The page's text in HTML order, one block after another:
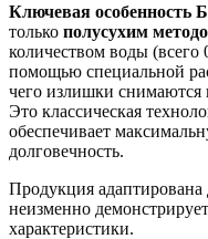
Ключевая
только полусухим
количеством воды (всего
помощью специальной
чего излишки снимаются
Это классическая
обеспечивает
долговечность.
Продукция адаптирована
неизменно
характеристики.